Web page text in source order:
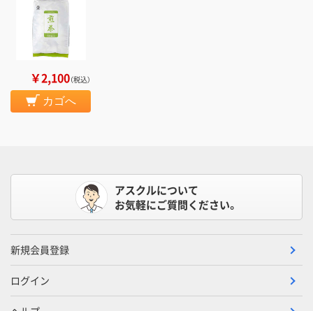
￥2,100（税込）
カゴへ
アスクルについて
お気軽にご質問ください。
新規会員登録
ログイン